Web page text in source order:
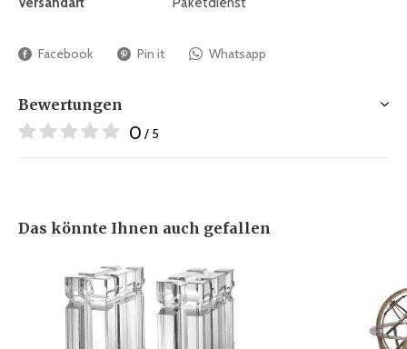
Facebook Pin it Whatsapp
Bewertungen
0 / 5
Das könnte Ihnen auch gefallen